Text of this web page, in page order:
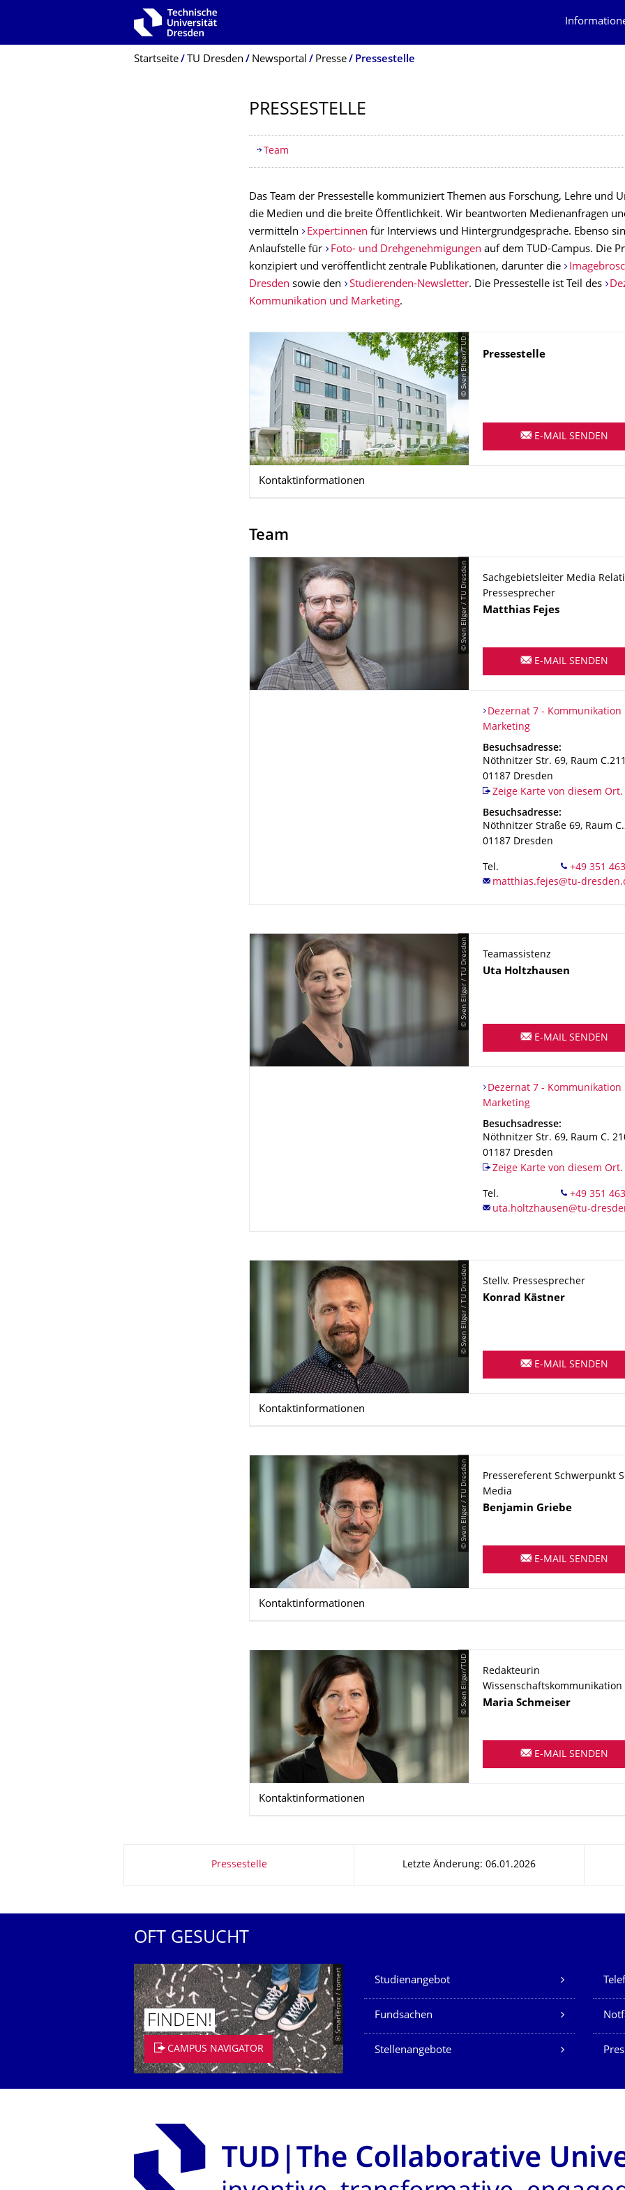
Zur Hauptnavigation springen
Breadcrumb-Menü
Startseite TU Dresden Newsportal Presse Pressestelle
PRESSESTELLE
Inhaltsverzeichnis
Team
Das Team der Pressestelle kommuniziert Themen aus Forschung, Lehre und
die Medien und die breite Öffentlichkeit. Wir beantworten Medienanfragen
vermitteln
Expert:innen für Interviews und Hintergrundgespräche. Ebenso
Anlaufstelle für
Foto- und Drehgenehmigungen auf dem TUD-Campus. Die
konzipiert und veröffentlicht zentrale Publikationen, darunter die
Dresden sowie den Studierenden-Newsletter. Die Pressestelle ist Teil des
Kommunikation und Marketing.
© Sven Ellger/TUD Name
Pressestelle
E-MAIL SENDEN
Kontaktinformationen
Team
© Sven Ellger / TU Dresden
Sachgebietsleiter Media
Pressesprecher
Name
Matthias Fejes
E-MAIL SENDEN
Organisationsname
Dezernat 7 - Kommunikation
Dezernat 7 - Kommunikation
Marketing
Adresse
Besuchsadresse:
Nöthnitzer Str. 69, Raum C.211
01187 Dresden
Zeige Karte von diesem Ort.
Adresse
Besuchsadresse:
Nöthnitzer Straße 69, Raum
01187 Dresden
Tel.
© Sven Ellger / TU Dresden
Teamassistenz
Name
Uta Holtzhausen
E-MAIL SENDEN
Organisationsname
Dezernat 7 - Kommunikation
Dezernat 7 - Kommunikation
Marketing
Adresse
Besuchsadresse:
Nöthnitzer Str. 69, Raum C.
01187 Dresden
Zeige Karte von diesem Ort.
Tel.
© Sven Ellger / TU Dresden
Stellv. Pressesprecher
Name
Konrad Kästner
E-MAIL SENDEN
Kontaktinformationen
© Sven Ellger / TU Dresden
Pressereferent Schwerpunkt
Media
Name
Benjamin Griebe
E-MAIL SENDEN
Kontaktinformationen
© Sven Ellger/TUD
Redakteurin
Wissenschaftskommunikation
Name
Maria Schmeiser
E-MAIL SENDEN
Kontaktinformationen
Pressestelle Letzte Änderung: 06.01.2026
OFT GESUCHT
© Smarterpix / tomert
FINDEN!
CAMPUS NAVIGATOR
Unsere Dienste
Studienangebot
Fundsachen
Stellenangebote